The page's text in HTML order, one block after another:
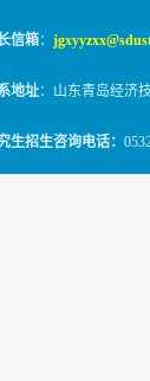
信箱：
地址：山东青岛经济
生招生咨询电话：